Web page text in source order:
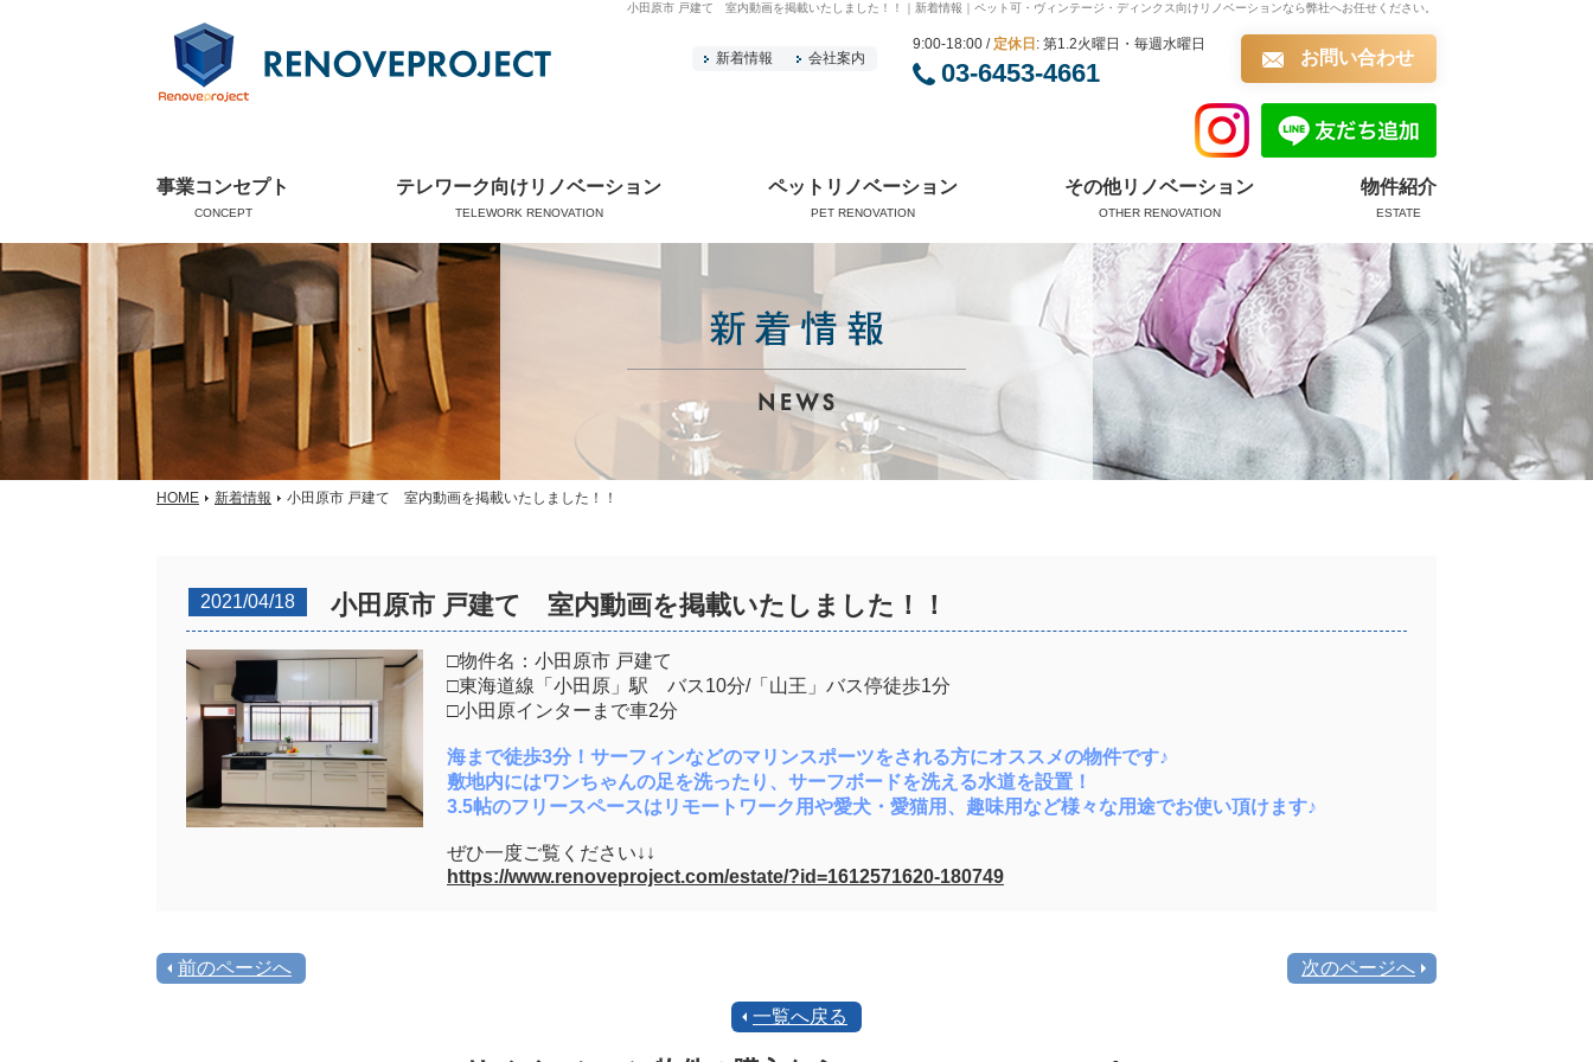
小田原市 戸建て 室内動画を掲載いたしました！！｜新着情報｜ペット可・ヴィンテージ・ディンクス向けリノベーションなら弊社へお任せください。
新着情報 会社案内
9:00-18:00 / 定休日 : 第1.2火曜日・毎週水曜日
03-6453-4661
お問い合わせ
事業コンセプト
CONCEPT
テレワーク向けリノベーション
TELEWORK RENOVATION
ペットリノベーション
PET RENOVATION
その他リノベーション
OTHER RENOVATION
物件紹介
ESTATE
HOME 新着情報 小田原市 戸建て 室内動画を掲載いたしました！！
2021/04/18 小田原市 戸建て 室内動画を掲載いたしました！！
□物件名：小田原市 戸建て
□東海道線「小田原」駅 バス10分/「山王」バス停徒歩1分
□小田原インターまで車2分
海まで徒歩3分！サーフィンなどのマリンスポーツをされる方にオススメの物件です♪
敷地内にはワンちゃんの足を洗ったり、サーフボードを洗える水道を設置！
3.5帖のフリースペースはリモートワーク用や愛犬・愛猫用、趣味用など様々な用途でお使い頂けます♪
ぜひ一度ご覧ください↓↓
https://www.renoveproject.com/estate/?id=1612571620-180749
前のページへ 次のページへ
一覧へ戻る